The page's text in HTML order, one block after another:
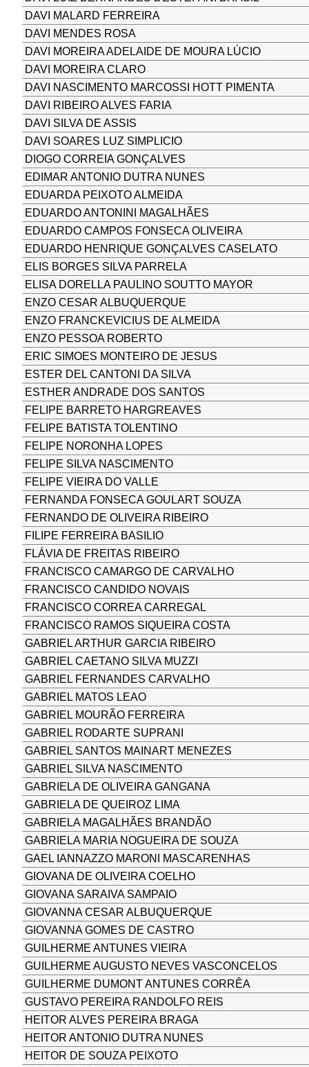
DAVI MALARD FERREIRA
DAVI MENDES ROSA
DAVI MOREIRA ADELAIDE DE MOURA LÚCIO
DAVI MOREIRA CLARO
DAVI NASCIMENTO MARCOSSI HOTT PIMENTA
DAVI RIBEIRO ALVES FARIA
DAVI SILVA DE ASSIS
DAVI SOARES LUZ SIMPLICIO
DIOGO CORREIA GONÇALVES
EDIMAR ANTONIO DUTRA NUNES
EDUARDA PEIXOTO ALMEIDA
EDUARDO ANTONINI MAGALHÃES
EDUARDO CAMPOS FONSECA OLIVEIRA
EDUARDO HENRIQUE GONÇALVES CASELATO
ELIS BORGES SILVA PARRELA
ELISA DORELLA PAULINO SOUTTO MAYOR
ENZO CESAR ALBUQUERQUE
ENZO FRANCKEVICIUS DE ALMEIDA
ENZO PESSOA ROBERTO
ERIC SIMOES MONTEIRO DE JESUS
ESTER DEL CANTONI DA SILVA
ESTHER ANDRADE DOS SANTOS
FELIPE BARRETO HARGREAVES
FELIPE BATISTA TOLENTINO
FELIPE NORONHA LOPES
FELIPE SILVA NASCIMENTO
FELIPE VIEIRA DO VALLE
FERNANDA FONSECA GOULART SOUZA
FERNANDO DE OLIVEIRA RIBEIRO
FILIPE FERREIRA BASILIO
FLÁVIA DE FREITAS RIBEIRO
FRANCISCO CAMARGO DE CARVALHO
FRANCISCO CANDIDO NOVAIS
FRANCISCO CORREA CARREGAL
FRANCISCO RAMOS SIQUEIRA COSTA
GABRIEL ARTHUR GARCIA RIBEIRO
GABRIEL CAETANO SILVA MUZZI
GABRIEL FERNANDES CARVALHO
GABRIEL MATOS LEAO
GABRIEL MOURÃO FERREIRA
GABRIEL RODARTE SUPRANI
GABRIEL SANTOS MAINART MENEZES
GABRIEL SILVA NASCIMENTO
GABRIELA DE OLIVEIRA GANGANA
GABRIELA DE QUEIROZ LIMA
GABRIELA MAGALHÃES BRANDÃO
GABRIELA MARIA NOGUEIRA DE SOUZA
GAEL IANNAZZO MARONI MASCARENHAS
GIOVANA DE OLIVEIRA COELHO
GIOVANA SARAIVA SAMPAIO
GIOVANNA CESAR ALBUQUERQUE
GIOVANNA GOMES DE CASTRO
GUILHERME ANTUNES VIEIRA
GUILHERME AUGUSTO NEVES VASCONCELOS
GUILHERME DUMONT ANTUNES CORRÊA
GUSTAVO PEREIRA RANDOLFO REIS
HEITOR ALVES PEREIRA BRAGA
HEITOR ANTONIO DUTRA NUNES
HEITOR DE SOUZA PEIXOTO